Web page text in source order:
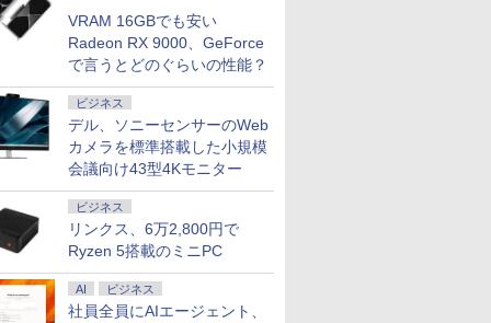
VRAM 16GBでも安い
Radeon RX 9000、GeForce
で言うとどのぐらいの性能？
ビジネス
デル、ソニーセンサーのWeb
カメラを標準搭載した小規模
会議向け43型4Kモニター
ビジネス
リンクス、6万2,800円で
Ryzen 5搭載のミニPC
AI ビジネス
社員全員にAIエージェント、